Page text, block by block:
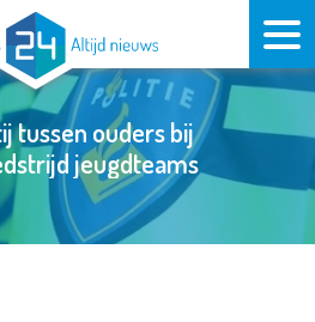
tussen ouders bij
jeugdteams